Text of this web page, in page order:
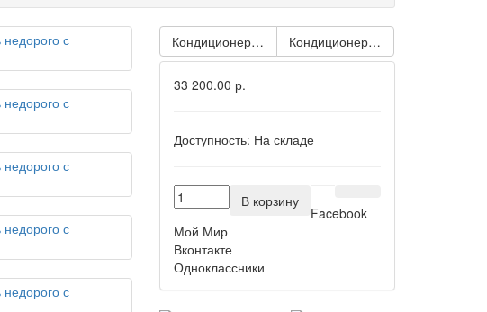
Кондиционер GREE Lyra GWH12ACB-K3NNA1A
Кондиционер GREE Bora
33 200.00 р.
Доступность: На складе
В корзину
Facebook
Мой Мир
Вконтакте
Одноклассники